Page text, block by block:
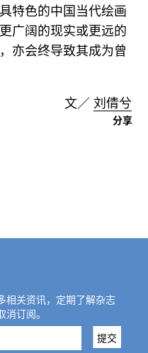
特色的中国当代绘画
广阔的现实或更远的
亦会终导致其成为曾
文／ 刘倩兮
分享
相关资讯，定期了解杂志
订阅。
提交